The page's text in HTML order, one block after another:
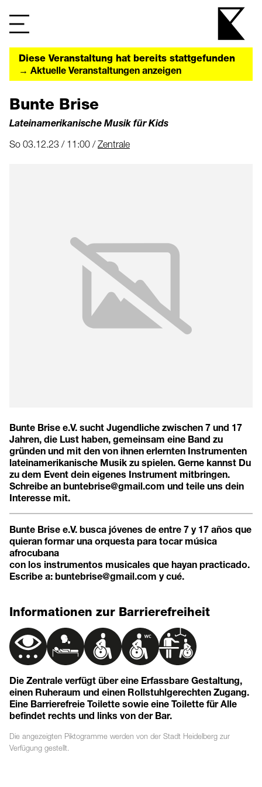
Diese Veranstaltung hat bereits stattgefunden
→ Aktuelle Veranstaltungen anzeigen
Bunte Brise
Lateinamerikanische Musik für Kids
So 03.12.23 / 11:00 /Zentrale
Bunte Brise e.V. sucht Jugendliche zwischen 7 und 17
Jahren, die Lust haben, gemeinsam eine Band zu
gründen und mit den von ihnen erlernten Instrumenten
lateinamerikanische Musik zu spielen. Gerne kannst Du
zu dem Event dein eigenes Instrument mitbringen.
Schreibe an buntebrise@gmail.com und teile uns dein
Interesse mit.
Bunte Brise e.V. busca jóvenes de entre 7 y 17 años que
quieran formar una orquesta para tocar música
afrocubana
con los instrumentos musicales que hayan practicado.
Escribe a: buntebrise@gmail.com y cué.
Informationen zur Barrierefreiheit
Die Zentrale verfügt über eine Erfassbare Gestaltung,
einen Ruheraum und einen Rollstuhlgerechten Zugang.
Eine Barrierefreie Toilette sowie eine Toilette für Alle
befindet rechts und links von der Bar.
Die angezeigten Piktogramme werden von der Stadt Heidelberg zur
Verfügung gestellt.